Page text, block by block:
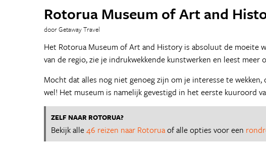
Rotorua Museum of Art and
door Getaway Travel
Het Rotorua Museum of Art and History is absoluut de moeite
van de regio, zie je indrukwekkende kunstwerken en leest
Mocht dat alles nog niet genoeg zijn om je interesse te
wel! Het museum is namelijk gevestigd in het eerste kuuroord
ZELF NAAR ROTORUA?
Bekijk alle46 reizen naar Rotoruaof alle opties voor een